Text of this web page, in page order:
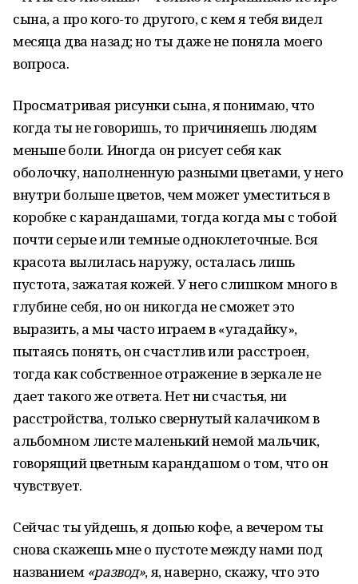
сына, а про кого-то другого, с кем я тебя видел
месяца два назад; но ты даже не поняла моего
вопроса.
Просматривая рисунки сына, я понимаю, что
когда ты не говоришь, то причиняешь людям
меньше боли. Иногда он рисует себя как
оболочку, наполненную разными цветами, у него
внутри больше цветов, чем может уместиться в
коробке с карандашами, тогда когда мы с тобой
почти серые или темные одноклеточные. Вся
красота вылилась наружу, осталась лишь
пустота, зажатая кожей. У него слишком много в
глубине себя, но он никогда не сможет это
выразить, а мы часто играем в «угадайку»,
пытаясь понять, он счастлив или расстроен,
тогда как собственное отражение в зеркале не
дает такого же ответа. Нет ни счастья, ни
расстройства, только свернутый калачиком в
альбомном листе маленький немой мальчик,
говорящий цветным карандашом о том, что он
чувствует.
Сейчас ты уйдешь, я допью кофе, а вечером ты
снова скажешь мне о пустоте между нами под
названием «развод», я, наверно, скажу, что это